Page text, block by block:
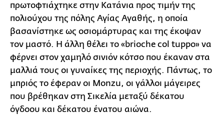
πρωτοφτιάχτηκε στην Κατάνια προς τιμήν της
πολιούχου της πόλης Αγίας Αγαθής, η οποία
βασανίστηκε ως οσιομάρτυρας και της έκοψαν
τον μαστό. Η άλλη θέλει το «brioche col tuppo» να
φέρνει στον χαμηλό σινιόν κότσο που έκαναν στα
μαλλιά τους οι γυναίκες της περιοχής. Πάντως, το
μπριός το έφεραν οι Monzu, οι γάλλοι μάγειρες
που βρέθηκαν στη Σικελία μεταξύ δέκατου
όγδοου και δέκατου ένατου αιώνα.